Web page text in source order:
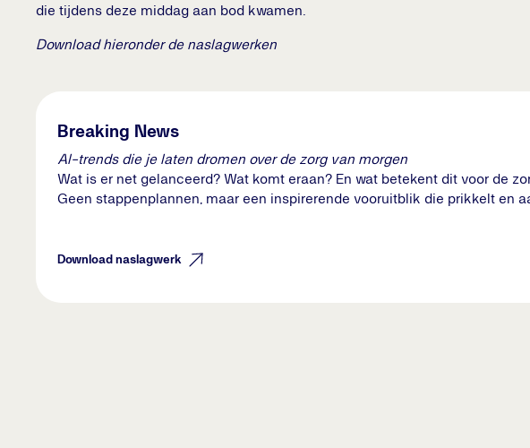
die tijdens deze middag aan bod kwamen.
Download hieronder de naslagwerken
Breaking News
AI-trends die je laten dromen over de zorg van morgen
Wat is er net gelanceerd? Wat komt eraan? En wat betekent dit voor de
Geen stappenplannen, maar een inspirerende vooruitblik die prikkelt en
Download naslagwerk